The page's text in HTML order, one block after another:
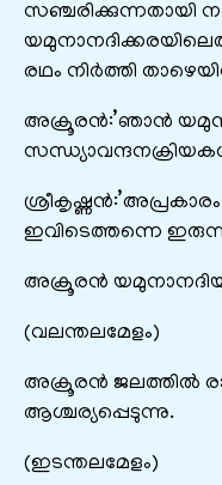
സഞ്ചരിക്കുന്നതായി
രഥം നിർത്തി
അക്രൂരൻ:’ഞാൻ
സന്ധ്യാവന്ദനക്രിയകൾ
ഇവിടെത്തന്നെ
അക്രൂരൻ
(വലന്തലമേളം)
അക്രൂരൻ ജലത്തിൽ
ആശ്ചര്യപ്പെടുന്നു.
(ഇടന്തലമേളം)